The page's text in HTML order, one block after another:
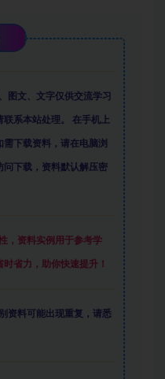
图文、文字仅供交流学习
系本站处理。 在手机上
下载资料，请在电脑浏
下载， 资料默认解压密
，资料实例 用于参考学
时省力，助你快速提升！
资料可能出现重复，请悉